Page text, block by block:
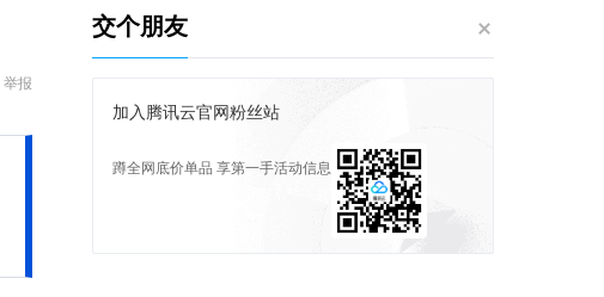
举报
交个朋友
加入腾讯云官网粉丝站
蹲全网底价单品 享第一手活动信息